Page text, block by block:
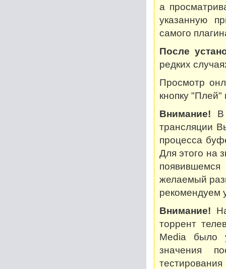
а
указанную
самого
После
редких
Просмотр
кнопку
Внимание! В
трансляции
процесса
Для этого на
желаемый
рекомендуем
Внимание!
торрент
Media было
значения